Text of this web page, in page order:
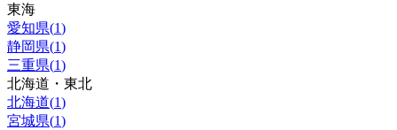
東海
愛知県(1)
静岡県(1)
三重県(1)
北海道・東北
北海道(1)
宮城県(1)